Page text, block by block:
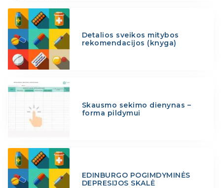
Detalios sveikos mitybos
rekomendacijos (knyga)
Skausmo sekimo dienynas –
forma pildymui
EDINBURGO POGIMDYMINĖS
DEPRESIJOS SKALĖ